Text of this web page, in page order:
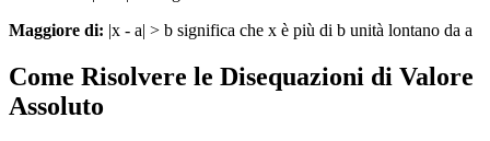
Maggiore di: |x - a| > b significa che x è più di b unità lontano da a
Come Risolvere le Disequazioni di Valore
Assoluto